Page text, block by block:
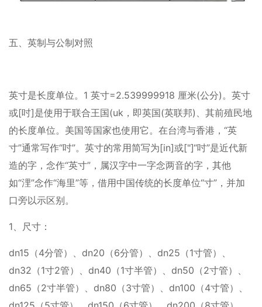
五、英制与公制对照
英寸是长度单位。1 英寸=2.539999918 厘米(公分)。英寸
或[吋]是使用于联合王国(uk，即英国(英联邦)、其前殖民地
的长度单位。美国等国家也使用它。在台湾与香港，“英
寸”通常写作“吋”。英寸的常用简写为[in]或["]“吋”是近代新
造的字，念作“英寸”，属汉字中一字念两音的字，其他
如“浬”念作“海里”等，借用中国传统的长度单位“寸”，并加
口旁以示区别。
1、尺寸：
dn15（4分管）、dn20（6分管）、dn25（1寸管）、
dn32（1寸2管）、dn40（1寸半管）、dn50（2寸管）、
dn65（2寸半管）、dn80（3寸管）、dn100（4寸管）、